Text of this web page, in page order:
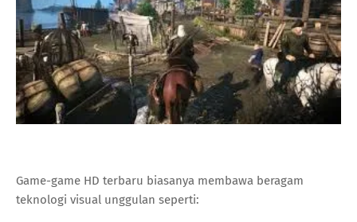
Game-game HD terbaru biasanya membawa beragam
teknologi visual unggulan seperti: